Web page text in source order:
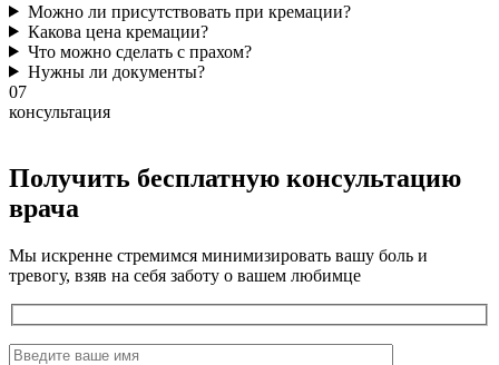
Можно ли присутствовать при кремации?
Какова цена кремации?
Что можно сделать с прахом?
Нужны ли документы?
07
консультация
Получить бесплатную консультацию
врача
Мы искренне стремимся минимизировать вашу боль и
тревогу, взяв на себя заботу о вашем любимце